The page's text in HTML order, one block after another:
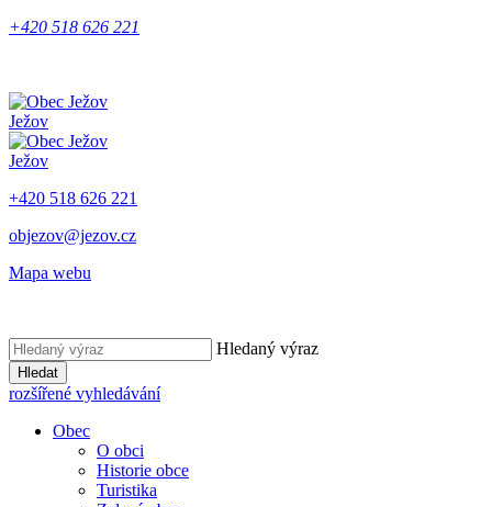
+420 518 626 221
Ježov
Ježov
+420 518 626 221
objezov@jezov.cz
Mapa webu
Hledaný výraz
Hledat
rozšířené vyhledávání
Obec
O obci
Historie obce
Turistika